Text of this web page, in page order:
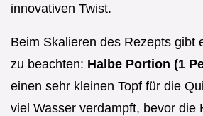
innovativen Twist.
Beim Skalieren des Rezepts gibt
zu beachten: Halbe Portion (1
einen sehr kleinen Topf für die
viel Wasser verdampft, bevor die